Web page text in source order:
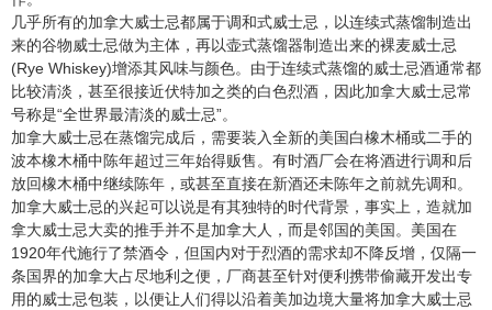
几乎所有的加拿大威士忌都属于调和式威士忌，以连续式蒸馏制造出
来的谷物威士忌做为主体，再以壶式蒸馏器制造出来的裸麦威士忌
(Rye Whiskey)增添其风味与颜色。由于连续式蒸馏的威士忌酒通常都
比较清淡，甚至很接近伏特加之类的白色烈酒，因此加拿大威士忌常
号称是“全世界最清淡的威士忌”。
加拿大威士忌在蒸馏完成后，需要装入全新的美国白橡木桶或二手的
波本橡木桶中陈年超过三年始得贩售。有时酒厂会在将酒进行调和后
放回橡木桶中继续陈年，或甚至直接在新酒还未陈年之前就先调和。
加拿大威士忌的兴起可以说是有其独特的时代背景，事实上，造就加
拿大威士忌大卖的推手并不是加拿大人，而是邻国的美国。美国在
1920年代施行了禁酒令，但国内对于烈酒的需求却不降反增，仅隔一
条国界的加拿大占尽地利之便，厂商甚至针对便利携带偷藏开发出专
用的威士忌包装，以便让人们得以沿着美加边境大量将加拿大威士忌